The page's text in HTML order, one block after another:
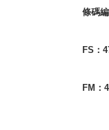
條碼編
FS：
FM：